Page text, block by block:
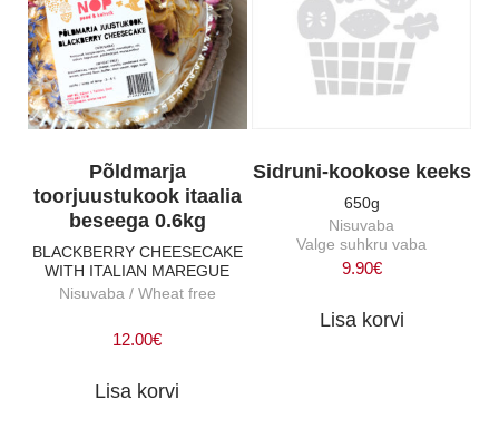
Põldmarja
toorjuustukook itaalia
beseega 0.6kg
BLACKBERRY CHEESECAKE
WITH ITALIAN MAREGUE
Nisuvaba / Wheat free
12.00€
Lisa korvi
Sidruni-kookose keeks
650g
Nisuvaba
Valge suhkru vaba
9.90€
Lisa korvi